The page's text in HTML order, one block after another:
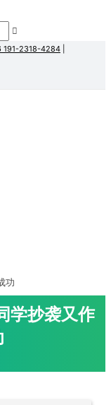
191-2318-4284
功
学抄袭又作